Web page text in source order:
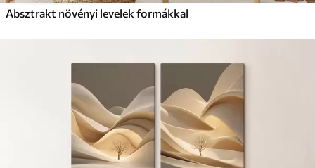
Absztrakt növényi levelek formákkal